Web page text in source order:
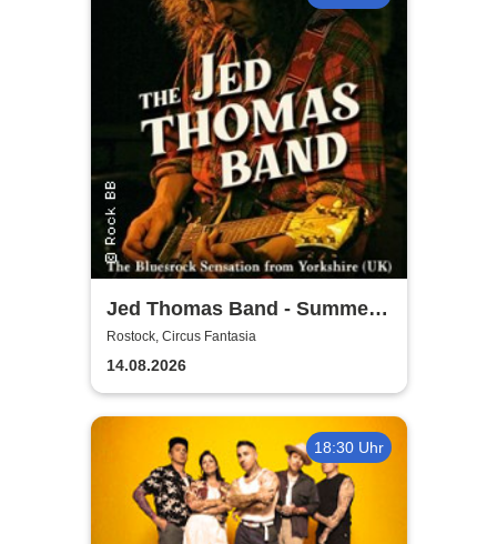
Jed Thomas Band - Summer
Tour 2026
Rostock, Circus Fantasia
14.08.2026
18:30 Uhr